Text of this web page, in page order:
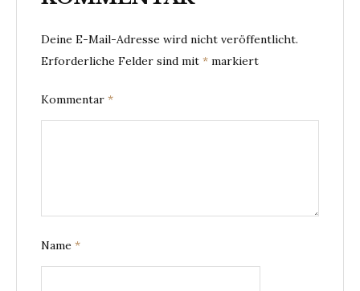
Deine E-Mail-Adresse wird nicht veröffentlicht.
Erforderliche Felder sind mit * markiert
Kommentar *
Name *